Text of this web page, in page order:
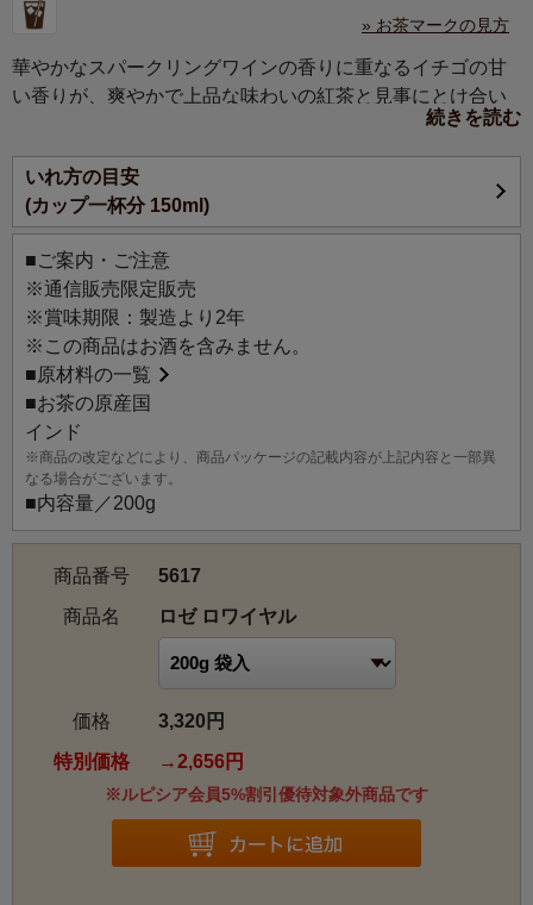
» お茶マークの見方
華やかなスパークリングワインの香りに重なるイチゴの甘
い香りが、爽やかで上品な味わいの紅茶と見事にとけ合い
ます。ルピシアを代表するフレーバード紅茶です。続きを読む
いれ方の目安
(カップ一杯分 150ml)
■ご案内・ご注意
※通信販売限定販売
※賞味期限：製造より2年
※この商品はお酒を含みません。
■原材料の一覧
■お茶の原産国
インド
※商品の改定などにより、商品パッケージの記載内容が上記内容と一部異
なる場合がございます。
■内容量／200g
商品番号
5617
商品名
ロゼ ロワイヤル
価格
3,320円
特別価格
2,656円
※ルピシア会員5%割引優待対象外商品です